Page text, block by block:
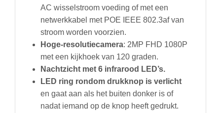
AC wisselstroom voeding of met een
netwerkkabel met POE IEEE 802.3af van
stroom worden voorzien.
Hoge-resolutiecamera: 2MP FHD 1080P
met een kijkhoek van 120 graden.
Nachtzicht met 6 infrarood LED’s.
LED ring rondom drukknop is verlicht
en gaat aan als het buiten donker is of
nadat iemand op de knop heeft gedrukt.